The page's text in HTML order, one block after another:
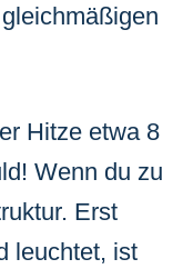
Hitze etwa 8
Wenn du zu
Erst
leuchtet, ist